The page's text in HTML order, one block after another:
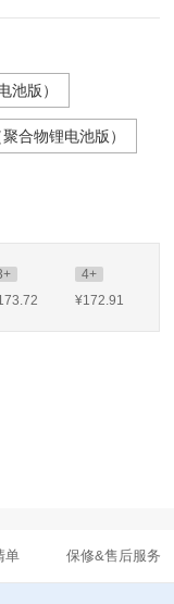
池版）
合物锂电池版）
4+
.72 ¥172.91
单 保修&售后服务